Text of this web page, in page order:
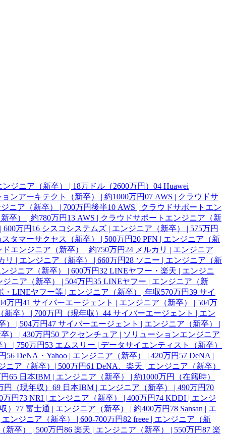
ジニア（新卒） | 18万ドル（2600万円） 04 Huawei
ンアーキテクト（新卒） | 約1000万円07 AWS | クラウドサ
ニア（新卒） | 700万円後半10 AWS | クラウドサポートエン
卒） | 約780万円 13 AWS | クラウドサポートエンジニア（新
万円 16 シスコシステムズ | エンジニア（新卒） | 575万円
スタマーサクセス（新卒） | 500万円 20 PFN | エンジニア（新
エンジニア（新卒） | 約750万円 24 メルカリ | エンジニア
リ | エンジニア（新卒） | 660万円 28 ソニー | エンジニア（新
ジニア（新卒） | 600万円32 LINEヤフー・楽天 | エンジニ
ニア（新卒） | 504万円35 LINEヤフー | エンジニア（新
・LINEヤフー等 | エンジニア（新卒）| 年収570万円39 サイ
万円41 サイバーエージェント | エンジニア（新卒） | 504万
卒） | 700万円（現年収） 44 サイバーエージェント | エン
） | 504万円47 サイバーエージェント | エンジニア（新卒） |
） | 430万円 50 アクセンチュア | ソリューションエンジニア
| 750万円 53 エムスリー | データサイエンティスト（新卒）
56 DeNA・Yahoo | エンジニア（新卒） | 420万円 57 DeNA |
ニア（新卒）| 500万円61 DeNA、楽天 | エンジニア（新卒）
65 日本IBM | エンジニア（新卒） | 約1000万円（在籍時）
（現年収） 69 日本IBM | エンジニア（新卒） | 490万円 70
万円 73 NRI | エンジニア（新卒） | 400万円 74 KDDI | エンジ
） 77 富士通 | エンジニア（新卒） | 約400万円 78 Sansan | エ
エンジニア（新卒） | 600-700万円82 freee | エンジニア（新
新卒） | 500万円86 楽天 | エンジニア（新卒） | 550万円87 楽